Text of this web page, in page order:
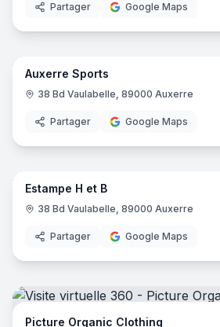
Partager Google Maps
Auxerre Sports
38 Bd Vaulabelle, 89000 Auxerre
Partager Google Maps
Estampe H et B
38 Bd Vaulabelle, 89000 Auxerre
Partager Google Maps
Picture Organic Clothing